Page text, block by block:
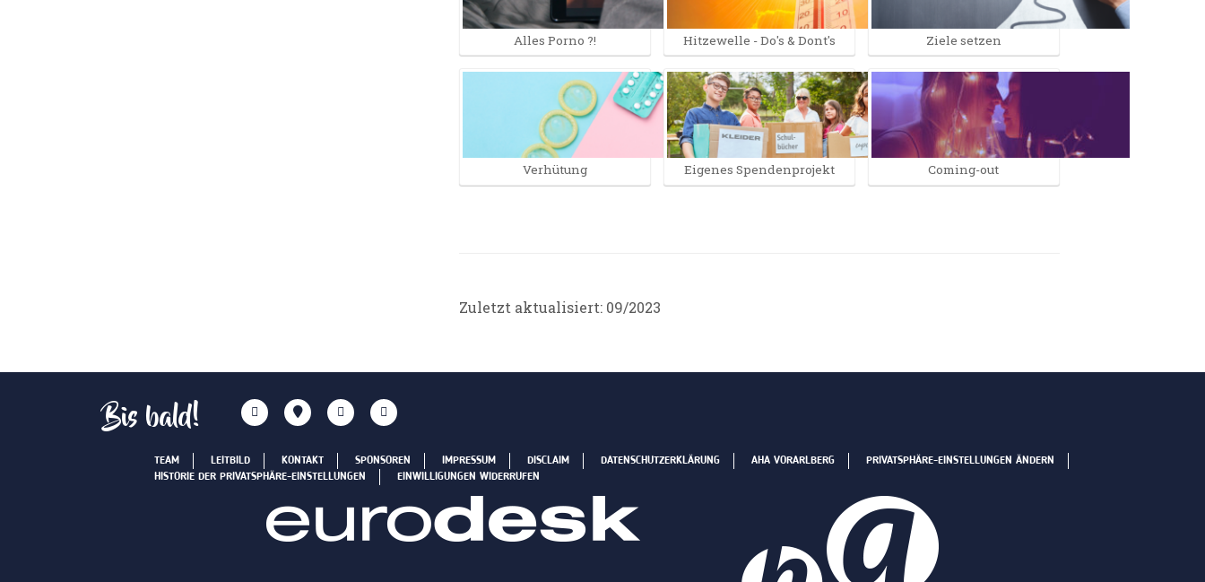
Alles Porno ?!
Verhütung
Hitzewelle - Do's & Dont's
Eigenes Spendenprojekt
Ziele setzen
Coming-out
Zuletzt aktualisiert: 09/2023
Bis bald!
TEAM LEITBILD KONTAKT SPONSOREN IMPRESSUM DISCLAIM DATENSCHUTZERKLÄRUNG AHA VORARLBERG
PRIVATSPHÄRE-EINSTELLUNGEN ÄNDERN
HISTORIE DER PRIVATSPHÄRE-EINSTELLUNGEN
EINWILLIGUNGEN WIDERRUFEN